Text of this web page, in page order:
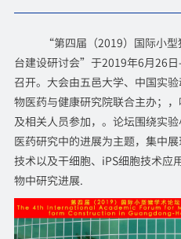
“第四届（2019）国际小
台建设研讨会”于2019年6月26
召开。大会由五邑大学、中国实
物医药与健康研究院联合主办；
及相关人员参加，。论坛围绕实
医药研究中的进展为主题，集中
技术以及干细胞、iPS细胞技术应
物中研究进展.